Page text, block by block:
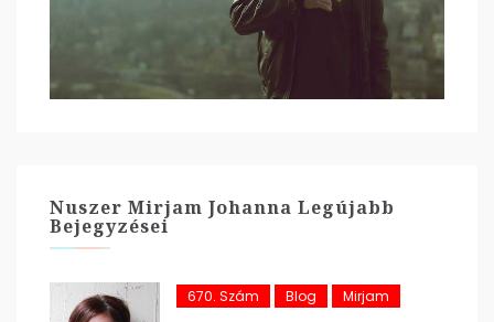
Nuszer Mirjam Johanna Legújabb
Bejegyzései
670. Szám Blog Mirjam